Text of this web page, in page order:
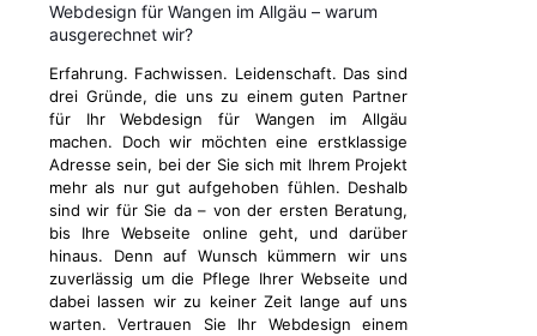
Webdesign für Wangen im Allgäu – warum
ausgerechnet wir?
Erfahrung. Fachwissen. Leidenschaft. Das sind
drei Gründe, die uns zu einem guten Partner
für Ihr Webdesign für Wangen im Allgäu
machen. Doch wir möchten eine erstklassige
Adresse sein, bei der Sie sich mit Ihrem Projekt
mehr als nur gut aufgehoben fühlen. Deshalb
sind wir für Sie da – von der ersten Beratung,
bis Ihre Webseite online geht, und darüber
hinaus. Denn auf Wunsch kümmern wir uns
zuverlässig um die Pflege Ihrer Webseite und
dabei lassen wir zu keiner Zeit lange auf uns
warten. Vertrauen Sie Ihr Webdesign einem